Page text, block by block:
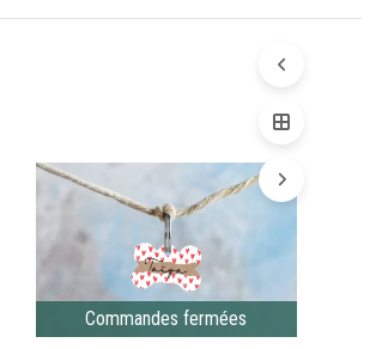
Commandes fermées